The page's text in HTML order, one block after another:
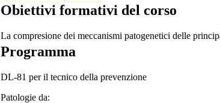
Obiettivi formativi del corso
La compresione dei meccanismi patogenetici delle
Programma
DL-81 per il tecnico della prevenzione
Patologie da: